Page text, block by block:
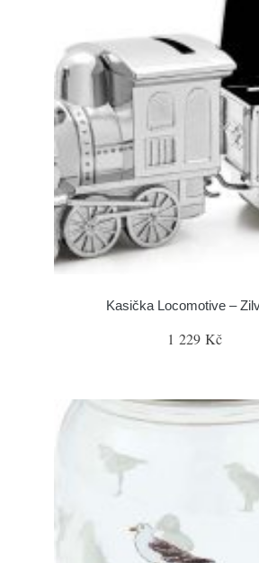
Kasička Locomotive –
1 229 Kč